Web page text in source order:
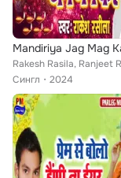
Mandiriya Jag Mag
Rakesh Rasila, Ranjeet
Сингл
2024